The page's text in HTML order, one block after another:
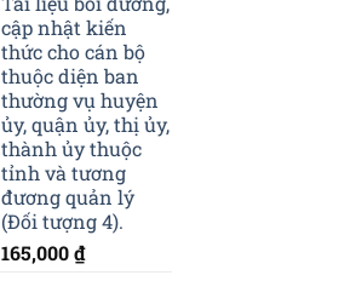
cập nhật kiến
thức cho cán bộ
thuộc diện ban
thường vụ huyện
ủy, quận ủy, thị ủy,
thành ủy thuộc
tỉnh và tương
đương quản lý
(Đối tượng 4).
165,000₫